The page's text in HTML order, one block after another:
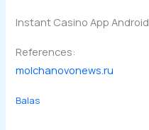
Instant Casino App Android
References:
molchanovonews.ru
Balas